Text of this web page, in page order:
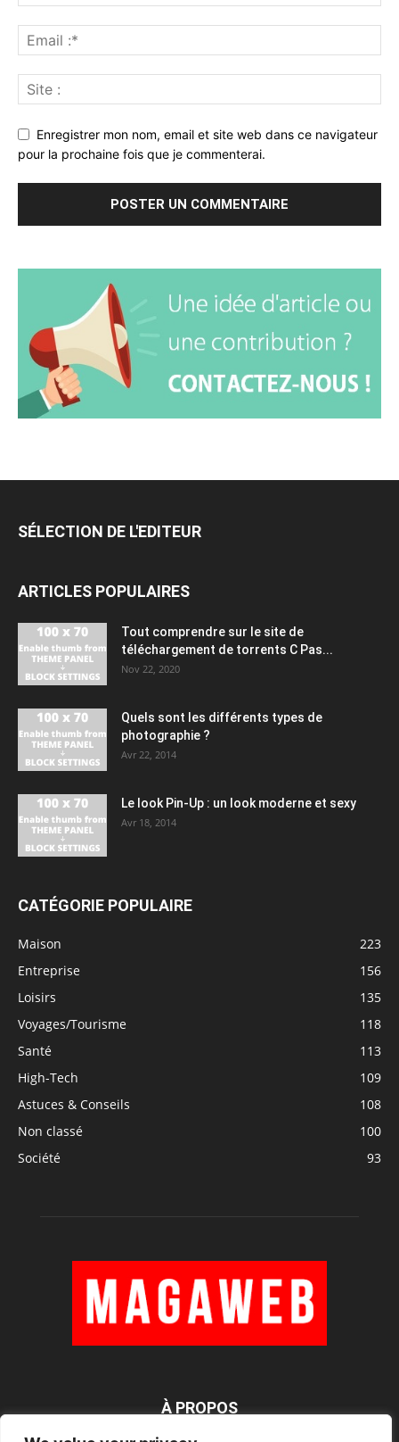
Enregistrer mon nom, email et site web dans ce navigateur
pour la prochaine fois que je commenterai.
SÉLECTION DE L'EDITEUR
ARTICLES POPULAIRES
Tout comprendre sur le site de
téléchargement de torrents C Pas...
Nov 22, 2020
Quels sont les différents types de
photographie ?
Avr 22, 2014
Le look Pin-Up : un look moderne et sexy
Avr 18, 2014
CATÉGORIE POPULAIRE
Maison
223
Entreprise
156
Loisirs
135
Voyages/Tourisme
118
Santé
113
High-Tech
109
Astuces & Conseils
108
Non classé
100
Société
93
À PROPOS